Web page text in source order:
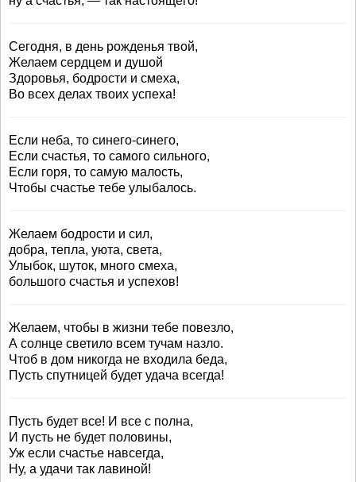
Сегодня, в день рожденья твой,
Желаем сердцем и душой
Здоровья, бодрости и смеха,
Во всех делах твоих успеха!
Если неба, то синего-синего,
Если счастья, то самого сильного,
Если горя, то самую малость,
Чтобы счастье тебе улыбалось.
Желаем бодрости и сил,
добра, тепла, уюта, света,
Улыбок, шуток, много смеха,
большого счастья и успехов!
Желаем, чтобы в жизни тебе повезло,
А солнце светило всем тучам назло.
Чтоб в дом никогда не входила беда,
Пусть спутницей будет удача всегда!
Пусть будет все! И вce с полна,
И пусть не будет половины,
Уж если счастье навсегда,
Ну, а удачи так лавиной!